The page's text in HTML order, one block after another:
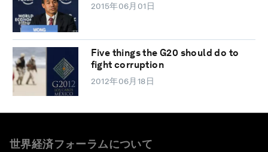
2015年06月01日
Five things the G20 should do to
fight corruption
2012年06月18日
世界経済フォーラムについて